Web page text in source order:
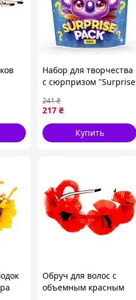
Набор для творчества
с сюрпризом "Surprise
цветочный обруч-Sara
217 ₴
241₴
Купить
Обруч для волос с
объемным красным